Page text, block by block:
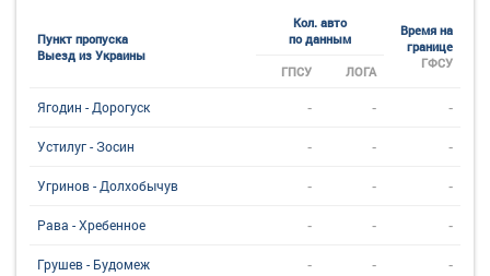
Пункт пропуска
Выезд из Украины
Кол. авто
по данным
Время на
границе
ГФСУ
ГПСУ ЛОГА
Ягодин - Дорогуск - - -
Устилуг - Зосин - - -
Угринов - Долхобычув - - -
Рава - Хребенное - - -
Грушев - Будомеж - - -